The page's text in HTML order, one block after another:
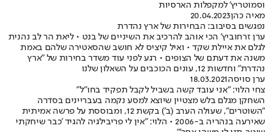
וסמוטריץ' למקפלות הארסיות
מאיה כהן20.04.2023
נפגשים בסיבוב: הבחירות של ארץ נהדרת
ערן זרחוביץ' הכי אוהב להרכיב את השיניים של בנט • ליאת הר לב נהנית
לגלם את איילת שקד • ואיל קיציס לא חושב שהסאטירה שלהם באמת
משנה את דעתם של הצופים • רגע לפני עוד משדר בחירות של "ארץ
נהדרת" וחדשות 12, עונים הכוכבים על השאלון שלנו
ערן סויסה18.03.2021
צחי הלוי: "אני עובד קשה בשביל לקבל תפקיד בחו"ל"
השחקן מגלם בלש מצטיין שיוצא למסע נקמה בעבריינים בסדרה
"השוטרים", שעולה הערב (ב') בקשת 12, ומבוססת על פרשה אמיתית
שאירעה בנהריה ב-2006 • הלוי: "אין לי פריבילגיה להגיד 'כבר שיחקתי